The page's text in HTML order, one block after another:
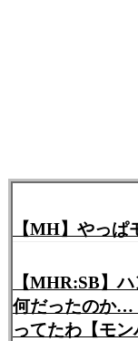
【MH】やっ
【MHR:SB】
何だったのか
ってたわ【モン